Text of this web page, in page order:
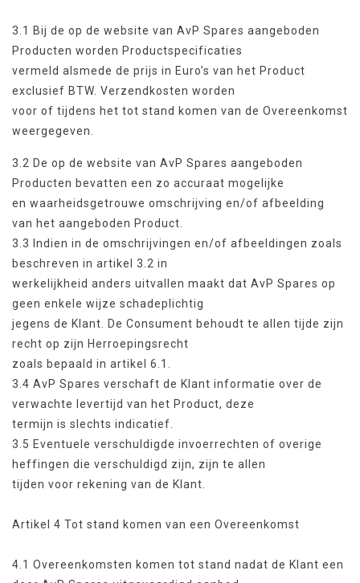
3.1 Bij de op de website van AvP Spares aangeboden
Producten worden Productspecificaties
vermeld alsmede de prijs in Euro’s van het Product
exclusief BTW. Verzendkosten worden
voor of tijdens het tot stand komen van de Overeenkomst
weergegeven.
3.2 De op de website van AvP Spares aangeboden
Producten bevatten een zo accuraat mogelijke
en waarheidsgetrouwe omschrijving en/of afbeelding
van het aangeboden Product.
3.3 Indien in de omschrijvingen en/of afbeeldingen zoals
beschreven in artikel 3.2 in
werkelijkheid anders uitvallen maakt dat AvP Spares op
geen enkele wijze schadeplichtig
jegens de Klant. De Consument behoudt te allen tijde zijn
recht op zijn Herroepingsrecht
zoals bepaald in artikel 6.1.
3.4 AvP Spares verschaft de Klant informatie over de
verwachte levertijd van het Product, deze
termijn is slechts indicatief.
3.5 Eventuele verschuldigde invoerrechten of overige
heffingen die verschuldigd zijn, zijn te allen
tijden voor rekening van de Klant.
Artikel 4 Tot stand komen van een Overeenkomst
4.1 Overeenkomsten komen tot stand nadat de Klant een